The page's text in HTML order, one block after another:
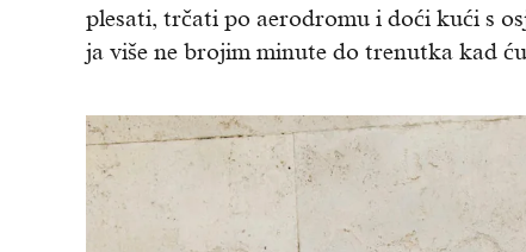
plesati, trčati po aerodromu i doći kući s
ja više ne brojim minute do trenutka kad